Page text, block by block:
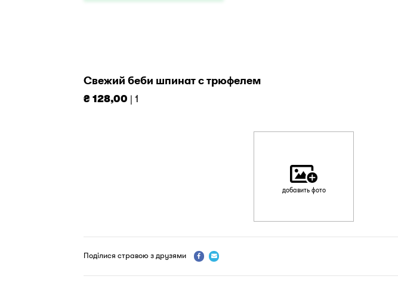
Свежий беби шпинат с трюфелем
₴ 128,00 | 1
добавить фото
Поділися стравою з друзями  